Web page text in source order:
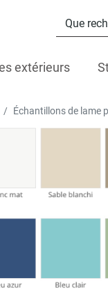
extérieurs
Échantillons de lame